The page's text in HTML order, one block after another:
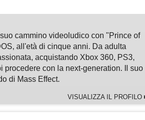
cammino videoludico con "Prince of
all'età di cinque anni. Da adulta
acquistando Xbox 360, PS3,
procedere con la next-generation. Il suo
di Mass Effect.
VISUALIZZA IL PROFILO